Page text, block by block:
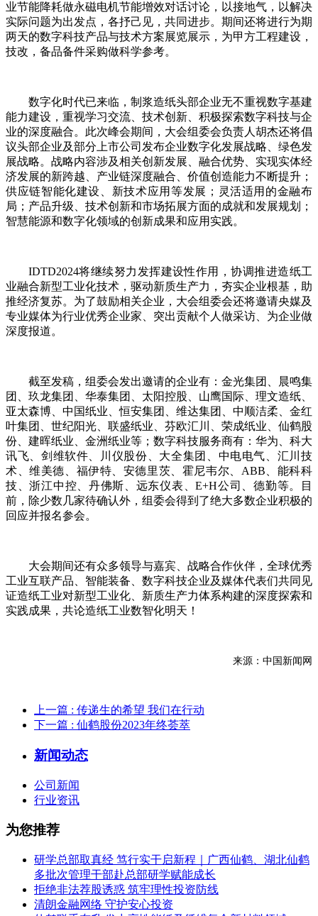
业节能降耗做永磁电机节能增效对话讨论，以接地气，以解决
实际问题为出发点，各抒己见，共同进步。期间还将进行为期
两天的数字科技产品与技术方案展览展示，为甲方工程建设，
技改，备品备件采购做科学参考。
数字化时代已来临，制浆造纸头部企业无不重视数字基建
能力建设，重视学习交流、技术创新、积极探索数字科技与企
业的深度融合。此次峰会期间，大会组委会负责人胡杰还将倡
议头部企业及部分上市公司发布企业数字化发展战略、绿色发
展战略。战略内容涉及相关创新发展、融合优势、实现实体经
济发展的新跨越、产业链深度融合、价值创造能力不断提升；
供应链智能化建设、新技术应用等发展；灵活适用的金融布
局；产品升级、技术创新和市场拓展方面的成就和发展规划；
智慧能源和数字化领域的创新成果和应用实践。
IDTD2024将继续努力发挥建设性作用，协调推进造纸工
业融合新型工业化技术，驱动新质生产力，夯实企业根基，助
推经济复苏。为了鼓励相关企业，大会组委会还将邀请央媒及
专业媒体为行业优秀企业家、突出贡献个人做采访、为企业做
深度报道。
截至发稿，组委会发出邀请的企业有：金光集团、晨鸣集
团、玖龙集团、华泰集团、太阳控股、山鹰国际、理文造纸、
亚太森博、中国纸业、恒安集团、维达集团、中顺洁柔、金红
叶集团、世纪阳光、联盛纸业、芬欧汇川、荣成纸业、仙鹤股
份、建晖纸业、金洲纸业等；数字科技服务商有：华为、科大
讯飞、剑维软件、川仪股份、大全集团、中电电气、汇川技
术、维美德、福伊特、安德里茨、霍尼韦尔、ABB、能科科
技、浙江中控、丹佛斯、远东仪表、E+H公司、德勤等。目
前，除少数几家待确认外，组委会得到了绝大多数企业积极的
回应并报名参会。
大会期间还有众多领导与嘉宾、战略合作伙伴，全球优秀
工业互联产品、智能装备、数字科技企业及媒体代表们共同见
证造纸工业对新型工业化、新质生产力体系构建的深度探索和
实践成果，共论造纸工业数智化明天！
来源：中国新闻网
上一篇 : 传递生的希望 我们在行动
下一篇 : 仙鹤股份2023年终荟萃
新闻动态
公司新闻
行业资讯
为您推荐
研学总部取真经 笃行实干启新程｜广西仙鹤、湖北仙鹤
多批次管理干部赴总部研学赋能成长
拒绝非法荐股诱惑 筑牢理性投资防线
清朗金融网络 守护安心投资